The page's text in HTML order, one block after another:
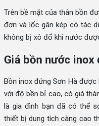
Trên bề mặt của thân bồn
đơn và lốc gân kép có tác
không bị xô đổ khi nước
Giá bồn nước inox
Bồn inox đứng Sơn Hà
với độ bền bỉ cao, có giá
là gia đình bạn đã có thể
thiết bị dung tích càng cao